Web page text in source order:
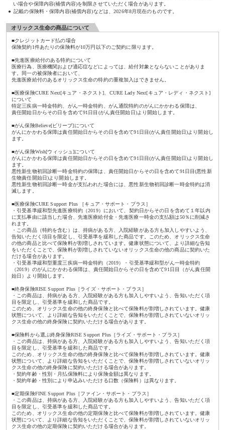
い場合や保障内容(補償内容)を制限させていただく場合があります。
記載の保険料・保障内容(補償内容)などは、2026年8月現在のものです。
オリックス生命の商品について
■クレジットカード払の場合
保険契約1件あたりの保険料が10万円以下のご契約に限ります。
■先進医療給付のある特約について
医療行為、医療機関および適応症などによっては、給付対象とならないことがありま
す。同一の被保険者において、
先進医療給付のあるオリックス生命の特約の重複加入はできません。
■医療保険CURE Next[キュア・ネクスト]、CURE Lady Next[キュア・レディ・ネクスト]
について
特定三疾病一時金特約、がん一時金特約、がん通院特約のがんにかかわる保障は、
責任開始日からその日を含めて91日目(がん責任開始日)より開始します。
■がん保険Believe[ビリーブ]について
がんにかかわる保障は責任開始日からその日を含めて91日目(がん責任開始日)より開始し
ます。
■がん保険Wish[ウィッシュ]について
がんにかかわる保障は責任開始日からその日を含めて91日目(がん責任開始日)より開始し
ます。
悪性新生物初回診断一時金特約の保障は、責任開始日からその日を含めて91日目(悪性新
生物責任開始日)より開始します。
悪性新生物初回診断一時金が支払われた場合には、悪性新生物初回診断一時金特約は消
滅します。
■医療保険CURE Support Plus ［キュア・サポート・プラス］
・引受基準緩和型先進医療特約（2019）において、契約日からその日を含めて１年以内
に支払事由に該当した場合、先進医療給付金・先進医療一時金の支払額は50％に削減さ
れます。
・この商品（特約を含む）は、持病がある方、入院経験がある方も加入しやすいよう、
告知いただく項目を限定し、引受基準を緩和した商品です。このため、オリックス生命
の他の商品と比べて保険料が割増しされています。健康状態について、より詳細な告知
をいただくことで、保険料が割増しされていないオリックス生命の他の商品に契約いた
だける場合があります。
・引受基準緩和型重度三疾病一時金特約（2019）・引受基準緩和型がん一時金特約
（2019）のがんにかかわる保障は、責任開始日からその日を含めて91日目（がん責任開
始日）より開始します。
■終身保険RISE Support Plus［ライズ・サポート・プラス］
・この商品は、持病がある方、入院経験がある方も加入しやすいよう、告知いただく項
目を限定し、引受基準を緩和した商品です。
このため、オリックス生命の他の終身保険と比べて保険料が割増しされています。健康
状態について、より詳細な告知をいただくことで、保険料が割増しされていないオリッ
クス生命の他の終身保険に契約いただける場合があります。
■保険料から選ぶ終身保険RISE Support Plus［ライズ・サポート・プラス］
・この商品は、持病がある方、入院経験がある方も加入しやすいよう、告知いただく項
目を限定し、引受基準を緩和した商品です。
このため、オリックス生命の他の終身保険と比べて保険料が割増しされています。健康
状態について、より詳細な告知をいただくことで、保険料が割増しされていないオリッ
クス生命の他の終身保険に契約いただける場合があります。
・契約年齢・性別・月払保険料により保険金額は異なります。
・契約年齢・性別により申込みいただける口数（保険料）は異なります。
■定期保険FINE Support Plus［ファイン・サポート・プラス］
・この商品は、持病がある方、入院経験がある方も加入しやすいよう、告知いただく項
目を限定し、引受基準を緩和した商品です。
このため、オリックス生命の他の定期保険と比べて保険料が割増しされています。健康
状態について、より詳細な告知をいただくことで、保険料が割増しされていないオリッ
クス生命の他の定期保険に契約いただける場合があります。